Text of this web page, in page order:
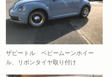
ザビートル ベビームーンホイー
ル、リボンタイヤ取り付け